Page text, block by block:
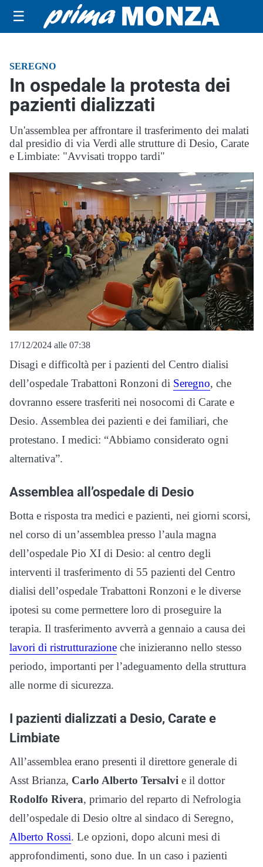
☰
SEREGNO
In ospedale la protesta dei
pazienti dializzati
Un'assemblea per affrontare il trasferimento dei malati
dal presidio di via Verdi alle strutture di Desio, Carate
e Limbiate: "Avvisati troppo tardi"
17/12/2024 alle 07:38
Disagi e difficoltà per i pazienti del Centro dialisi
dell’ospedale Trabattoni Ronzoni di Seregno, che
dovranno essere trasferiti nei nosocomi di Carate e
Desio. Assemblea dei pazienti e dei familiari, che
protestano. I medici: “Abbiamo considerato ogni
alternativa”.
Assemblea all’ospedale di Desio
Botta e risposta tra medici e pazienti, nei giorni scorsi,
nel corso di un’assemblea presso l’aula magna
dell’ospedale Pio XI di Desio: al centro degli
interventi il trasferimento di 55 pazienti del Centro
dialisi dell’ospedale Trabattoni Ronzoni e le diverse
ipotesi su come permettere loro di proseguire la
terapia. Il trasferimento avverrà a gennaio a causa dei
lavori di ristrutturazione che inizieranno nello stesso
periodo, importanti per l’adeguamento della struttura
alle norme di sicurezza.
I pazienti dializzati a Desio, Carate e
Limbiate
All’assemblea erano presenti il direttore generale di
Asst Brianza, Carlo Alberto Tersalvi e il dottor
Rodolfo Rivera, primario del reparto di Nefrologia
dell’ospedale di Desio oltre al sindaco di Seregno,
Alberto Rossi. Le opzioni, dopo alcuni mesi di
approfondimenti, sono due. In un caso i pazienti